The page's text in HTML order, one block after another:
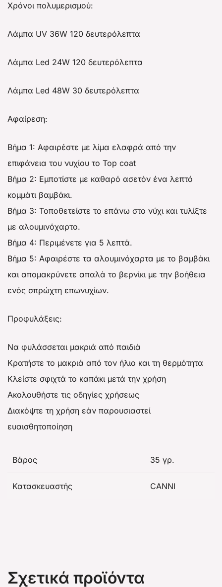
Χρόνοι πολυμερισμού:
Λάμπα UV 36W 120 δευτερόλεπτα
Λάμπα Led 24W 120 δευτερόλεπτα
Λάμπα Led 48W 30 δευτερόλεπτα
Αφαίρεση:
Βήμα 1: Αφαιρέστε με λίμα ελαφρά από την
επιφάνεια του νυχίου το Top coat
Βήμα 2: Εμποτίστε με καθαρό ασετόν ένα λεπτό
κομμάτι βαμβάκι.
Βήμα 3: Τοποθετείστε το επάνω στο νύχι και τυλίξτε
με αλουμινόχαρτο.
Βήμα 4: Περιμένετε για 5 λεπτά.
Βήμα 5: Αφαιρέστε τα αλουμινόχαρτα με το βαμβάκι
και απομακρύνετε απαλά το βερνίκι με την βοήθεια
ενός σπρώχτη επωνυχίων.
Προφυλάξεις:
Να φυλάσσεται μακριά από παιδιά
Κρατήστε το μακριά από τον ήλιο και τη θερμότητα
Κλείστε σφιχτά το καπάκι μετά την χρήση
Ακολουθήστε τις οδηγίες χρήσεως
Διακόψτε τη χρήση εάν παρουσιαστεί
ευαισθητοποίηση
Βάρος 35 γρ.
Κατασκευαστής CANNI
Σχετικά προϊόντα